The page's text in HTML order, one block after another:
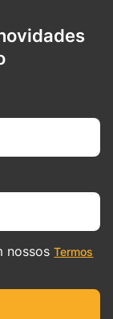
nossosTermos